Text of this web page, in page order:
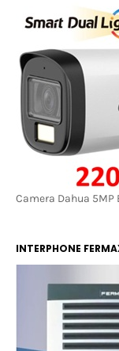
Camera Dahua
INTERPHONE